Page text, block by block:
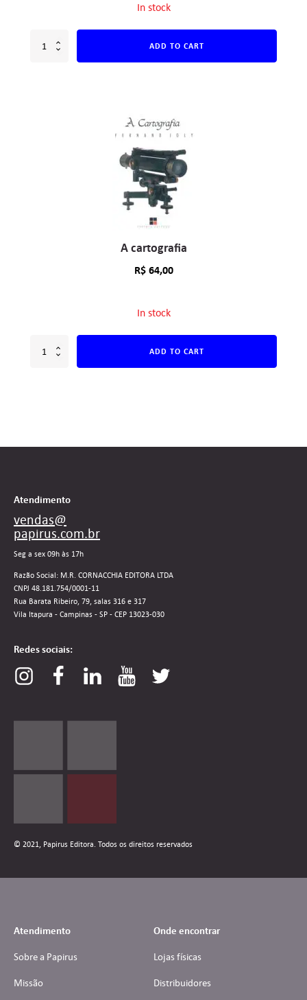
In stock
ADD TO CART
A cartografia
R$64,00
In stock
ADD TO CART
Atendimento
vendas@
papirus.com.br
Seg a sex 09h às 17h
Razão Social: M.R. CORNACCHIA EDITORA LTDA
CNPJ 48.181.754/0001-11
Rua Barata Ribeiro, 79, salas 316 e 317
Vila Itapura - Campinas - SP - CEP 13023-030
Redes sociais:
© 2021, Papirus Editora. Todos os direitos reservados
Atendimento
Sobre a Papirus
Missão
Onde encontrar
Lojas físicas
Distribuidores